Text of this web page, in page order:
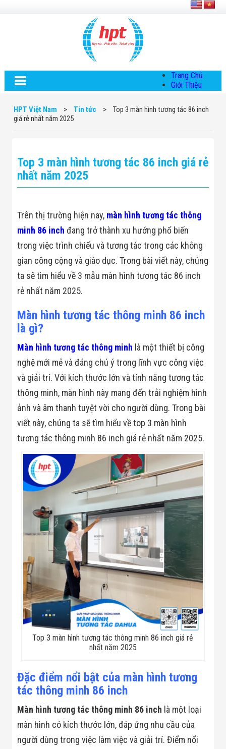
Trang Chủ
Giới Thiệu
Nam
Hội Đồng Quản
Mật Thông Tin
Chiến Lược
Thông Tin
Giải Pháp
Giải Pháp Thiết
Bị Ngành Thủy
Lạnh
Giải Pháp Thiết
Bị Ngành Thực
Phẩm Đóng Gói
Giải Pháp Thiết
Giải Pháp Thiết
Bị Ngành Giáo
Dục
Giải Pháp Thiết
Bị Ngành Bán
Lẻ - Retail
Giải Pháp
Chuyên Dụng
Ngành Công An
Giải Pháp Bãi
Minh
Sản Phẩm
THIẾT BỊ AN
NINH
Camera Thông
Minh
Cổng Từ Siêu
Người
Máy Dò Tìm
Phòng Chống
Khủng Bố
THIẾT BỊ
CHUYÊN
DỤNG
Máy Dò Tạp
Màn Hình LED
Máy X-Ray
Thực Phẩm
Máy Dò Kim
Loại Công
HPT Việt Nam > Tin tức >
Top 3 màn hình tương tác 86 inch
giá rẻ nhất năm 2025
Top 3 màn hình tương tác 86 inch giá rẻ
nhất năm 2025
Trên thị trường hiện nay, màn hình tương tác thông
minh 86 inch đang trở thành xu hướng phổ biến
trong việc trình chiếu và tương tác trong các không
gian công cộng và giáo dục. Trong bài viết này, chúng
ta sẽ tìm hiểu về 3 mẫu màn hình tương tác 86 inch
rẻ nhất năm 2025.
Màn hình tương tác thông minh 86 inch
là gì?
Màn hình tương tác thông minh là một thiết bị công
nghệ mới mẻ và đáng chú ý trong lĩnh vực công việc
và giải trí. Với kích thước lớn và tính năng tương tác
thông minh, màn hình này mang đến trải nghiệm hình
ảnh và âm thanh tuyệt vời cho người dùng. Trong bài
viết này, chúng ta sẽ tìm hiểu về top 3 màn hình
tương tác thông minh 86 inch giá rẻ nhất năm 2025.
Top 3 màn hình tương tác thông minh 86 inch giá rẻ
nhất năm 2025
Đặc điểm nổi bật của màn hình tương
tác thông minh 86 inch
Màn hình tương tác thông minh 86 inch là một loại
màn hình có kích thước lớn, đáp ứng nhu cầu của
người dùng trong việc làm việc và giải trí. Điểm nổi